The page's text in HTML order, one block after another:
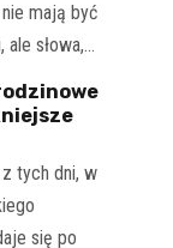
mają być
słowa,…
tych dni, w
się po